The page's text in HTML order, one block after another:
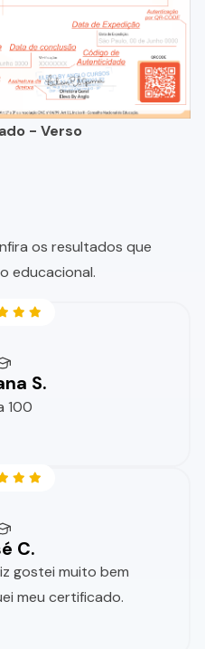
- Verso
os resultados que
educacional.
S.
100
C.
gostei muito bem
meu certificado.